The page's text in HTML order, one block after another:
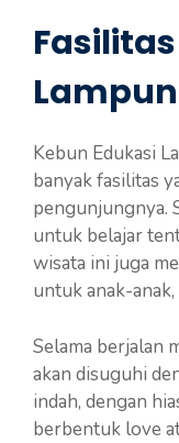
Kebun Edukasi
banyak fasilitas
pengunjungnya.
untuk belajar
wisata ini juga
untuk anak-
Selama berjalan
akan disuguhi
indah, dengan
berbentuk love